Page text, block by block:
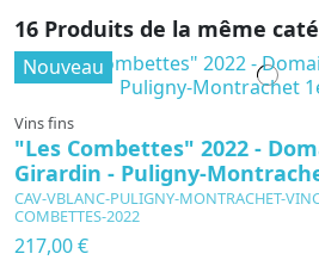
16 Produits de la même
Nouveau
Vins fins
"Les Combettes" 2022 -
Girardin - Puligny-
CAV-VBLANC-PULIGNY-MONTRACHET-
COMBETTES-2022
217,00 €